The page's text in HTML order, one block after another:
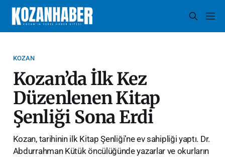
KOZAN
Kozan’da İlk Kez
Düzenlenen Kitap
Şenliği Sona Erdi
Kozan, tarihinin ilk Kitap Şenliği’ne ev sahipliği yaptı. Dr.
Abdurrahman Kütük öncülüğünde yazarlar ve okurların